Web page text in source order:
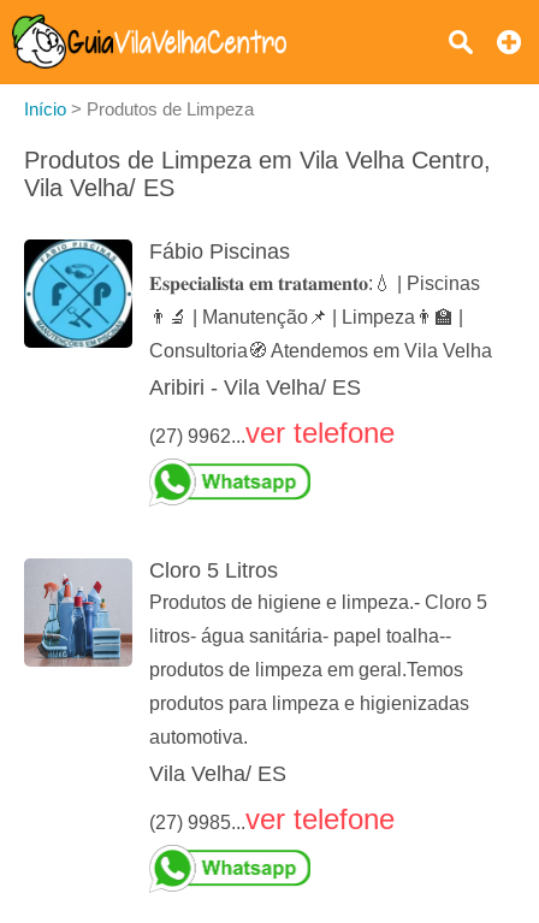
Início > Produtos de Limpeza
Produtos de Limpeza em Vila Velha Centro,
Vila Velha/ ES
Fábio Piscinas
𝐄𝐬𝐩𝐞𝐜𝐢𝐚𝐥𝐢𝐬𝐭𝐚 𝐞𝐦 𝐭𝐫𝐚𝐭𝐚𝐦𝐞𝐧𝐭𝐨:💧 | Piscinas
👨‍🔬 | Manutenção📌 | Limpeza👨‍🏫 |
Consultoria🧭 Atendemos em Vila Velha
Aribiri - Vila Velha/ ES
(27) 9962...ver telefone
Cloro 5 Litros
Produtos de higiene e limpeza.- Cloro 5
litros- água sanitária- papel toalha--
produtos de limpeza em geral.Temos
produtos para limpeza e higienizadas
automotiva.
Vila Velha/ ES
(27) 9985...ver telefone